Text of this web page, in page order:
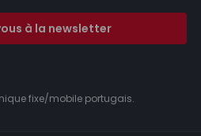
à la newsletter
fixe/mobile portugais.